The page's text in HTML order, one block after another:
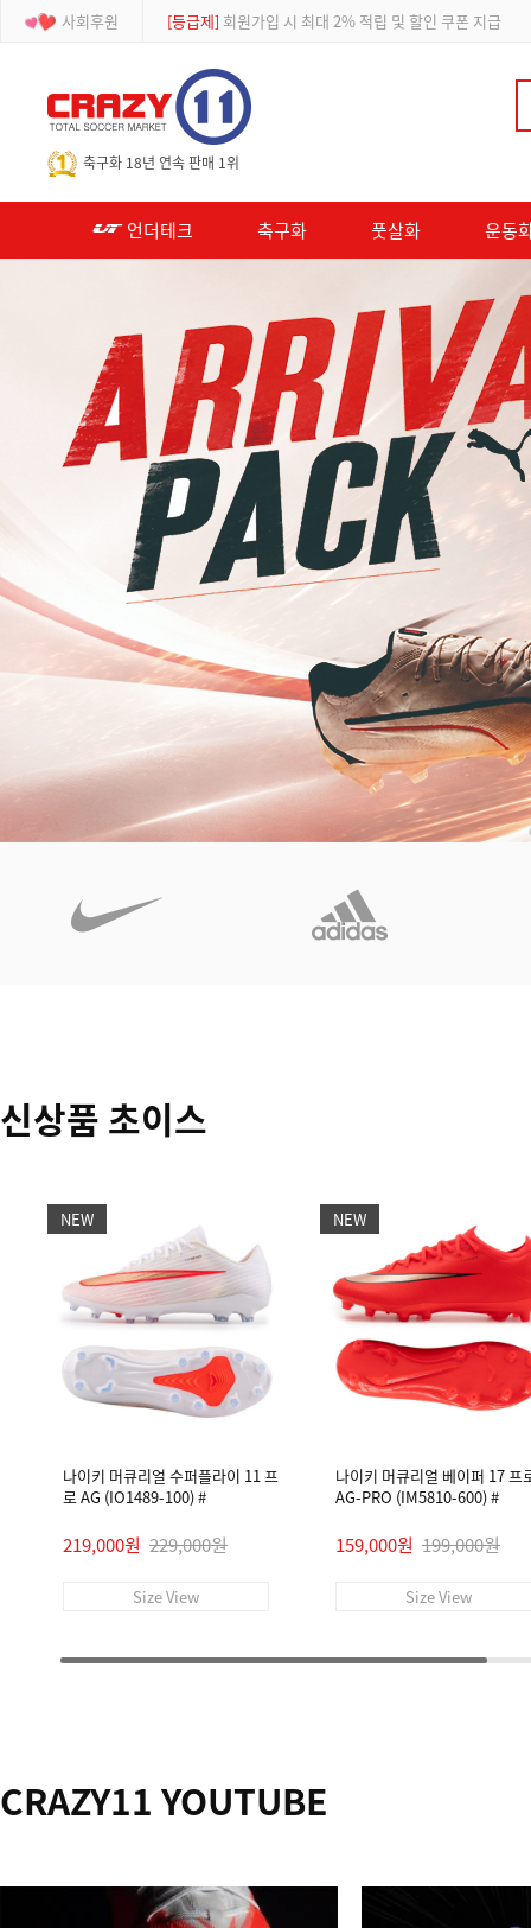
사회후원 [등급제] 회원가입 시 최대 2% 적립 및 할인 쿠폰 지급
축구화 18년 연속 판매 1위
언더테크 축구화 풋살화 운동
신상품 초이스
NEW
나이키 머큐리얼 수퍼플라이 11 프
로 AG (IO1489-100) #
219,000원 229,000원
Size View
NEW
나이키 머큐리얼 베이퍼 17 프
AG-PRO (IM5810-600) #
159,000원 199,000원
Size View
CRAZY11 YOUTUBE